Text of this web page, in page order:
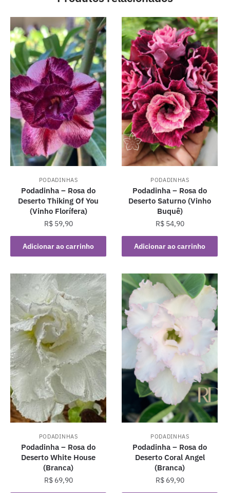
PODADINHAS
Podadinha – Rosa do
Deserto Thiking Of You
(Vinho Florífera)
R$59,90
Adicionar ao carrinho
PODADINHAS
Podadinha – Rosa do
Deserto Saturno (Vinho
Buquê)
R$54,90
Adicionar ao carrinho
PODADINHAS
Podadinha – Rosa do
Deserto White House
(Branca)
R$69,90
PODADINHAS
Podadinha – Rosa do
Deserto Coral Angel
(Branca)
R$69,90